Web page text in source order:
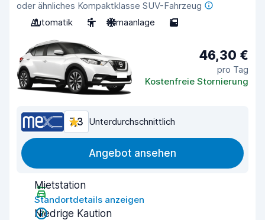
oder ähnliches Kompaktklasse SUV-Fahrzeug
Automatik
5 Klimaanlage 5
46,30 €
pro Tag
Kostenfreie Stornierung
7,3 Unterdurchschnittlich
Angebot ansehen
Mietstation
Standortdetails anzeigen
Niedrige Kaution